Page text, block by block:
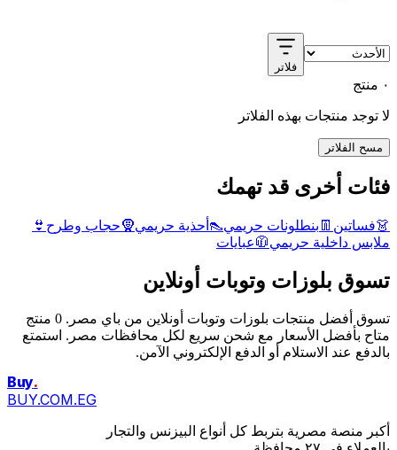
فلاتر
٠ منتج
لا توجد منتجات بهذه الفلاتر
مسح الفلاتر
فئات أخرى قد تهمك
👗فساتين 👖 بنطلونات حريمي👠 أحذية حريمي🧕حجاب وطرح 👙
ملابس داخلية حريمي🧥عبايات
تسوق بلوزات وتوبات أونلاين
تسوق أفضل منتجات بلوزات وتوبات أونلاين من باي مصر. 0 منتج
متاح بأفضل الأسعار مع شحن سريع لكل محافظات مصر. استمتع
بالدفع عند الاستلام أو الدفع الإلكتروني الآمن.
Buy.
BUY.COM.EG
أكبر منصة مصرية بتربط كل أنواع البيزنس والتجار